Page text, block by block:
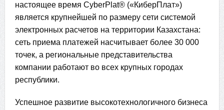
настоящее время CyberPlat® («КиберПлат»)
является крупнейшей по размеру сети системой
электронных расчетов на территории Казахстана:
сеть приема платежей насчитывает более 30 000
точек, а региональные представительства
компании работают во всех крупных городах
республики.
Успешное развитие высокотехнологичного бизнеса